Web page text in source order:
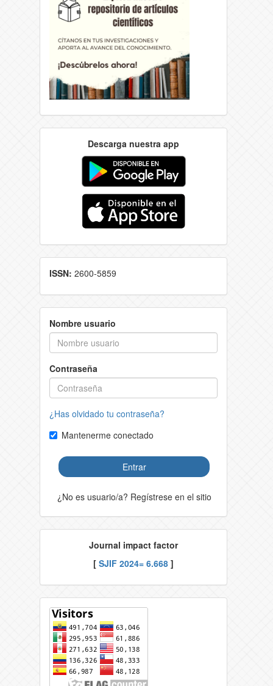
Descarga nuestra app
ISSN: 2600-5859
Nombre usuario
Contraseña
¿Has olvidado tu contraseña?
Mantenerme conectado
Entrar
¿No es usuario/a? Regístrese en el sitio
Journal impact factor
[ SJIF 2024= 6.668 ]